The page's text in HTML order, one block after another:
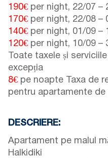
190€ per night, 22/07 –
170€ per night, 22/08 –
140€ per night, 01/09 –
120€ per night, 10/09 –
Toate taxele și
excepția
8€ pe noapte Taxa de
pentru apartamente de
DESCRIERE:
Apartament pe malul
Halkidiki